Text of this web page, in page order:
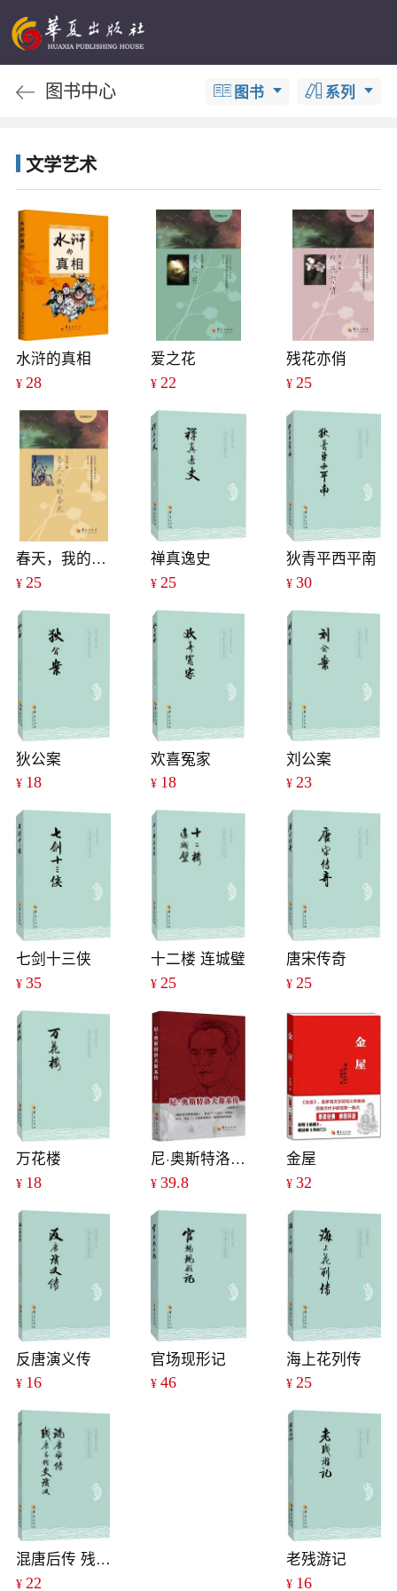
图书中心 图书 系列
文学艺术
水浒的真相
¥ 28
爱之花
¥ 22
残花亦俏
¥ 25
春天，我的春天
¥ 25
禅真逸史
¥ 25
狄青平西平南
¥ 30
狄公案
¥ 18
欢喜冤家
¥ 18
刘公案
¥ 23
七剑十三侠
¥ 35
十二楼 连城璧
¥ 25
唐宋传奇
¥ 25
万花楼
¥ 18
尼·奥斯特洛夫斯基传
¥39.8
金屋
¥ 32
反唐演义传
¥ 16
官场现形记
¥46
海上花列传
¥ 25
混唐后传 残唐五代史演义
¥ 22
老残游记
¥ 16